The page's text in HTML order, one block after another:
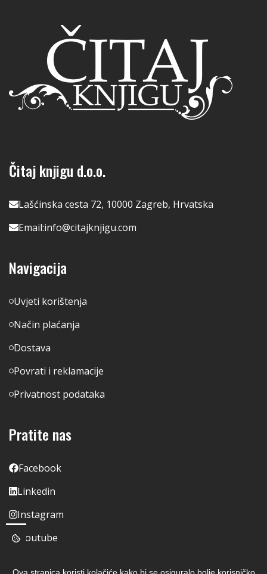
Čitaj knjigu d.o.o.
Lašćinska cesta 72, 10000 Zagreb, Hrvatska
Email:info@citajknjigu.com
Navigacija
Uvjeti korištenja
Način plaćanja
Dostava
Povrati i reklamacije
Privatnost podataka
Pratite nas
Facebook
Linkedin
Instagram
Youtube